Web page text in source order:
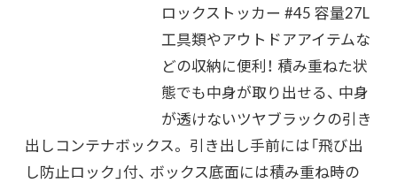
ロックストッカー #45 容量27L
工具類やアウトドアアイテムな
どの収納に便利！ 積み重ねた状
態でも中身が取り出せる、 中身
が透けないツヤブラックの引き
出しコンテナボックス。 引き出し手前には「飛び出
し防止ロック」付、 ボックス底面には積み重ね時の